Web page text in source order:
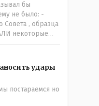
бы
не было: -
Совета , образца
некоторые
выборов и
внутренней
Указом
Имя -
- юывший
-
и
удары
постараемся но